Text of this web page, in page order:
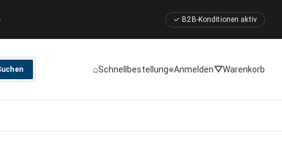
✓ B2B-Konditionen aktiv
⌂Schnellbestellung⎈Anmelden⛛Warenkorb